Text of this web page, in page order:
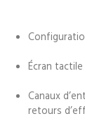
Écran
Canaux
retours